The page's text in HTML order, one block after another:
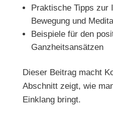
Praktische Tipps zur
Bewegung und
Beispiele für den
Ganzheitsansätzen
Dieser Beitrag macht
Abschnitt zeigt, wie
Einklang bringt.